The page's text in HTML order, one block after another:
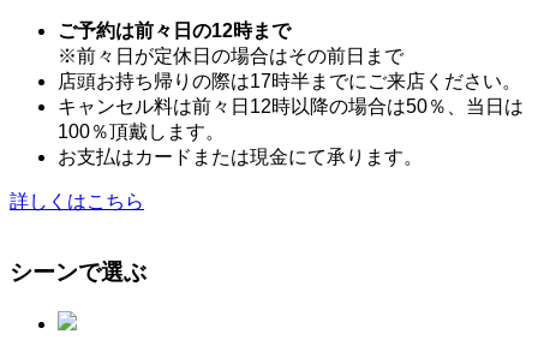
ご予約は前々日の12時まで
※前々日が定休日の場合はその前日まで
店頭お持ち帰りの際は17時半までにご来店ください。
キャンセル料は前々日12時以降の場合は50％、当日は
100％頂戴します。
お支払はカードまたは現金にて承ります。
詳しくはこちら
シーンで選ぶ